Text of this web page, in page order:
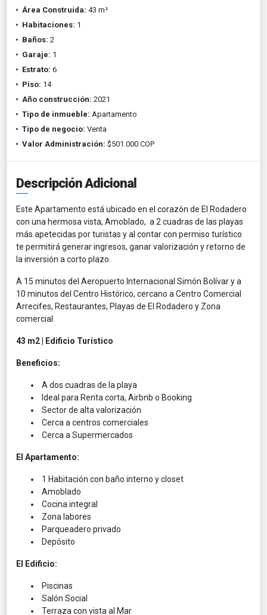
Área Construida: 43 m²
Habitaciones: 1
Baños: 2
Garaje: 1
Estrato: 6
Piso: 14
Año construcción: 2021
Tipo de inmueble: Apartamento
Tipo de negocio: Venta
Valor Administración: $501.000 COP
Descripción Adicional
Este Apartamento está ubicado en el corazón de El Rodadero
con una hermosa vista, Amoblado, a 2 cuadras de las playas
más apetecidas por turistas y al contar con permiso turístico
te permitirá generar ingresos, ganar valorización y retorno de
la inversión a corto plazo.
A 15 minutos del Aeropuerto Internacional Simón Bolívar y a
10 minutos del Centro Histórico, cercano a Centro Comercial
Arrecifes, Restaurantes, Playas de El Rodadero y Zona
comercial.
43 m2 | Edificio Turístico
Beneficios:
A dos cuadras de la playa
Ideal para Renta corta, Airbnb o Booking
Sector de alta valorización
Cerca a centros comerciales
Cerca a Supermercados
El Apartamento:
1 Habitación con baño interno y closet
Amoblado
Cocina integral
Zona labores
Parqueadero privado
Depósito
El Edificio:
Piscinas
Salón Social
Terraza con vista al Mar